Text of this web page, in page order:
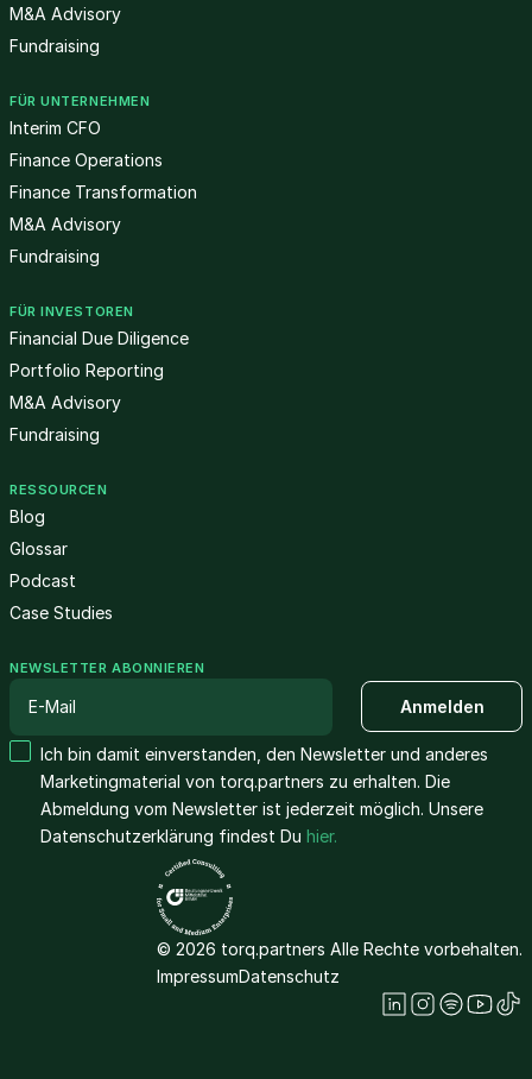
M&A Advisory
Fundraising
FÜR UNTERNEHMEN
Interim CFO
Finance Operations
Finance Transformation
M&A Advisory
Fundraising
FÜR INVESTOREN
Financial Due Diligence
Portfolio Reporting
M&A Advisory
Fundraising
RESSOURCEN
Blog
Glossar
Podcast
Case Studies
NEWSLETTER ABONNIEREN
Ich bin damit einverstanden, den Newsletter und anderes
Marketingmaterial von torq.partners zu erhalten. Die
Abmeldung vom Newsletter ist jederzeit möglich. Unsere
Datenschutzerklärung findest Du hier.
© 2026 torq.partners Alle Rechte vorbehalten.
ImpressumDatenschutz